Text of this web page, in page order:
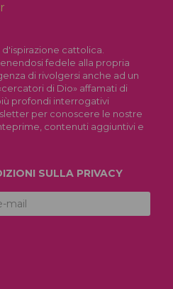
cattolica.
fedele alla propria
di rivolgersi anche ad un
di Dio» affamati di
profondi interrogativi
per conoscere le nostre
contenuti aggiuntivi e
SULLA PRIVACY